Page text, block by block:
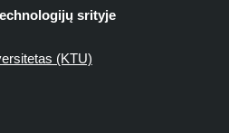
srityje
(KTU)